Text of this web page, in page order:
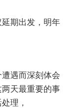
期出发，明年
遇而深刻体会
天最重要的事
理，